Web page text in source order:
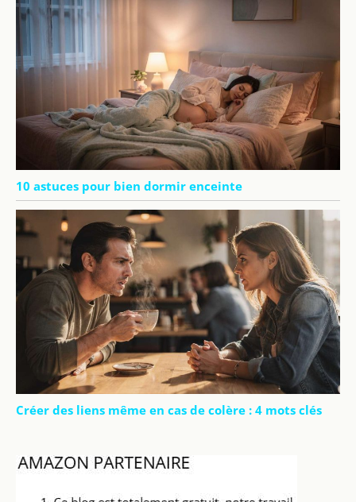
10 astuces pour bien dormir enceinte
Créer des liens même en cas de colère : 4 mots clés